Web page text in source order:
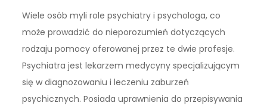
Wiele osób myli role psychiatry i psychologa, co
może prowadzić do nieporozumień dotyczących
rodzaju pomocy oferowanej przez te dwie profesje.
Psychiatra jest lekarzem medycyny specjalizującym
się w diagnozowaniu i leczeniu zaburzeń
psychicznych. Posiada uprawnienia do przepisywania